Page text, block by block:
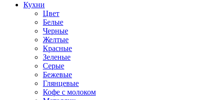
Кухни
Цвет
Белые
Черные
Желтые
Красные
Зеленые
Серые
Бежевые
Глянцевые
Кофе с молоком